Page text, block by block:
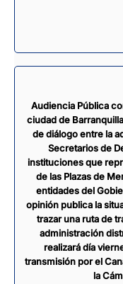
Audiencia Pública
ciudad de
de diálogo entre la
Secretarios de
instituciones que
de las Plazas de
entidades del
opinión publica la
trazar una ruta de
administración
realizará día
transmisión por el
la